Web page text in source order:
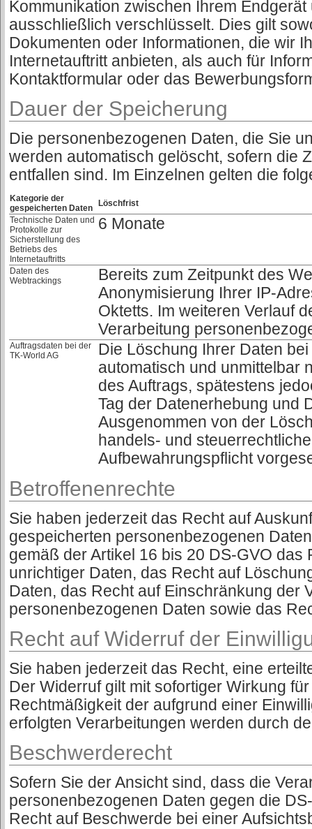
Kommunikation zwischen Ihrem
ausschließlich verschlüsselt. Dies gilt
Dokumenten oder Informationen, die wir
Internetauftritt anbieten, als auch für
Kontaktformular oder das
Dauer der Speicherung
Die personenbezogenen Daten, die Sie
werden automatisch gelöscht, sofern die
entfallen sind. Im Einzelnen gelten die
Kategorie der
gespeicherten Daten
Löschfrist
Technische Daten und
Protokolle zur
Sicherstellung des
Betriebs des
Internetauftritts
6 Monate
Daten des
Webtrackings
Bereits zum Zeitpunkt des
Anonymisierung Ihrer IP-
Oktetts. Im weiteren Verlauf
Verarbeitung
Auftragsdaten bei der
TK-World AG
Die Löschung Ihrer Daten
automatisch und unmittelbar
des Auftrags, spätestens
Tag der Datenerhebung und
Ausgenommen von der
handels- und
Aufbewahrungspflicht
Betroffenenrechte
Sie haben jederzeit das Recht auf
gespeicherten personenbezogenen
gemäß der Artikel 16 bis 20 DS-GVO das
unrichtiger Daten, das Recht auf
Daten, das Recht auf Einschränkung der
personenbezogenen Daten sowie das
Recht auf Widerruf der
Sie haben jederzeit das Recht, eine
Der Widerruf gilt mit sofortiger Wirkung
Rechtmäßigkeit der aufgrund einer
erfolgten Verarbeitungen werden durch
Beschwerderecht
Sofern Sie der Ansicht sind, dass die
personenbezogenen Daten gegen die
Recht auf Beschwerde bei einer